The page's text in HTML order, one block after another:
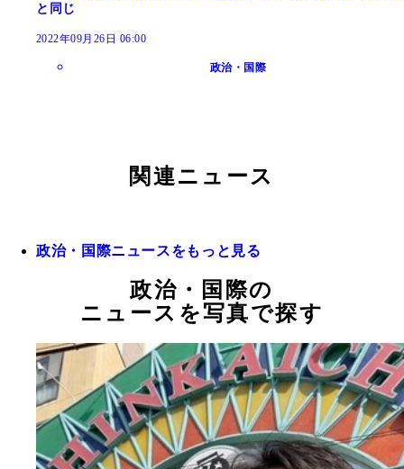
と同じ
2022年09月26日 06:00
政治・国際
関連ニュース
政治・国際ニュースをもっと見る
政治・国際の
ニュースを写真で探す